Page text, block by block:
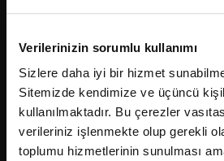
Verilerinizin sorumlu kullanımı
Sizlere daha iyi bir hizmet
Sitemizde kendimize ve üçüncü
kullanılmaktadır. Bu çerezler
verileriniz işlenmekte olup gerekli
toplumu hizmetlerinin sunulması
2026Fikriyat. Tüm hakları saklıdır.